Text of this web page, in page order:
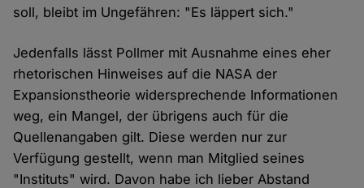
soll, bleibt im Ungefähren: "Es läppert sich."
Jedenfalls lässt Pollmer mit Ausnahme eines eher
rhetorischen Hinweises auf die NASA der
Expansionstheorie widersprechende Informationen
weg, ein Mangel, der übrigens auch für die
Quellenangaben gilt. Diese werden nur zur
Verfügung gestellt, wenn man Mitglied seines
"Instituts" wird. Davon habe ich lieber Abstand